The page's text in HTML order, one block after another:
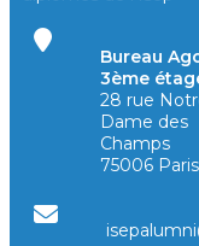
Bureau
3ème
28 rue
Dame des
Champs
75006 Paris